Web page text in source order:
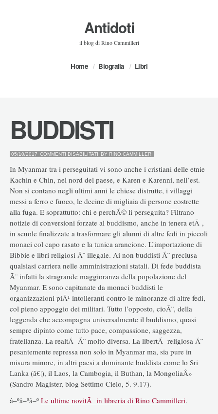
Antidoti
il blog di Rino Cammilleri
Home Biografia Libri
BUDDISTI
05/10/2017 COMMENTI DISABILITATI SU
BY RINO.CAMMILLERI
In Myanmar tra i perseguitati vi sono anche i cristiani delle etnie
Kachin e Chin, nel nord del paese, e Karen e Karenni, nell’est.
Non si contano negli ultimi anni le chiese distrutte, i villaggi
messi a ferro e fuoco, le decine di migliaia di persone costrette
alla fuga. E soprattutto: chi e perchÃ© li perseguita? Filtrano
notizie di conversioni forzate al buddismo, anche in tenera etÃ ,
in scuole finalizzate a trasformare gli alunni di altre fedi in piccoli
monaci col capo rasato e la tunica arancione. L’importazione di
Bibbie e libri religiosi Ã¨ illegale. Ai non buddisti Ã¨ preclusa
qualsiasi carriera nelle amministrazioni statali. Di fede buddista
Ã¨ infatti la stragrande maggioranza della popolazione del
Myanmar. E sono capitanate da monaci buddisti le
organizzazioni piÃ¹ intolleranti contro le minoranze di altre fedi,
col pieno appoggio dei militari. Tutto l’opposto, cioÃ¨, della
leggenda che accompagna universalmente il buddismo, quasi
sempre dipinto come tutto pace, compassione, saggezza,
fratellanza. La realtÃ Ã¨ molto diversa. La libertÃ religiosa Ã¨
pesantemente repressa non solo in Myanmar ma, sia pure in
misura minore, in altri paesi a dominante buddista come lo Sri
Lanka (â€¦), il Laos, la Cambogia, il Buthan, la MongoliaÂ»
(Sandro Magister, blog Settimo Cielo, 5. 9.17).
â–ºâ–ºâ–º Le ultime novitÃ in libreria di Rino Cammilleri.